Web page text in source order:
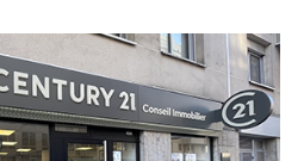
Conseil Immobilier
l'Abreuvoir
- 92400